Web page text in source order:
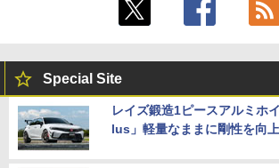
Special Site
レイズ鍛造1ピースアルミホ
lus」軽量なままに剛性を向上